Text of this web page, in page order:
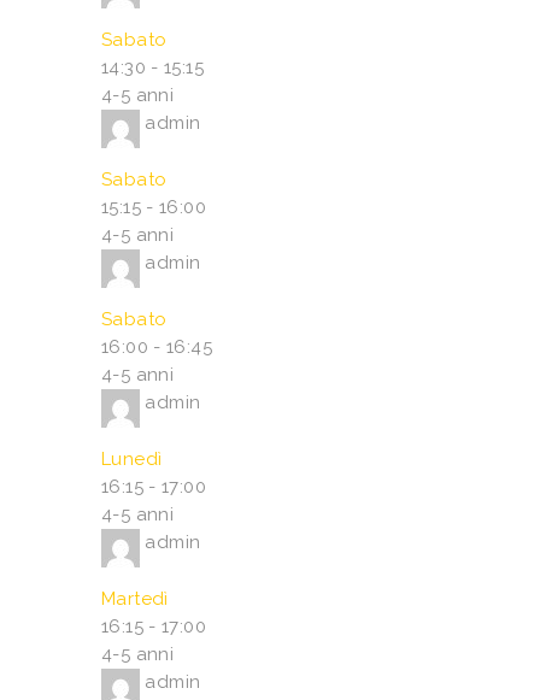
Sabato
14:30 -15:15
4-5 anni
admin
Sabato
15:15-16:00
4-5 anni
admin
Sabato
16:00 -16:45
4-5 anni
admin
Lunedì
16:15-17:00
4-5 anni
admin
Martedì
16:15-17:00
4-5 anni
admin